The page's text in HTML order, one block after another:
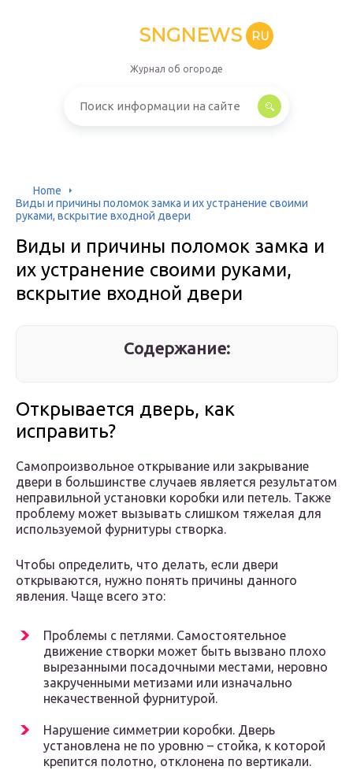
SNGNEWS RU
Журнал об огороде
Home
Виды и причины поломок замка и их устранение своими
руками, вскрытие входной двери
Виды и причины поломок замка и
их устранение своими руками,
вскрытие входной двери
Содержание:
Открывается дверь, как
исправить?
Самопроизвольное открывание или закрывание
двери в большинстве случаев является результатом
неправильной установки коробки или петель. Также
проблему может вызывать слишком тяжелая для
используемой фурнитуры створка.
Чтобы определить, что делать, если двери
открываются, нужно понять причины данного
явления. Чаще всего это:
Проблемы с петлями. Самостоятельное
движение створки может быть вызвано плохо
вырезанными посадочными местами, неровно
закрученными метизами или изначально
некачественной фурнитурой.
Нарушение симметрии коробки. Дверь
установлена не по уровню – стойка, к которой
крепится полотно, отклонена по вертикали.